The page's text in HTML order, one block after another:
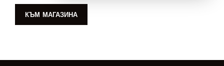
КЪМ МАГАЗИНА